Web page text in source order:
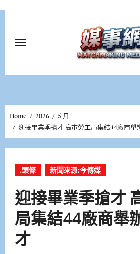
Home 2026
5 月
迎接畢業季搶才 高市勞工局集結44廠商舉
.頭條 新聞來源:今傳媒
迎接畢業季搶才
局集結44廠商舉
才